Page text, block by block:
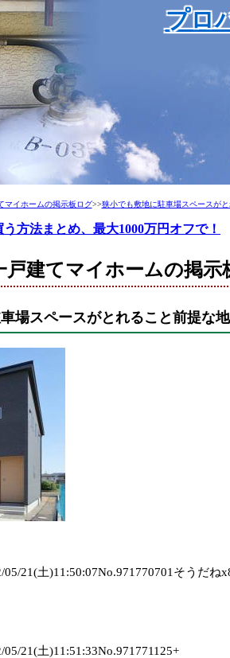
プロ
マイホームの掲示板ログ>>狭小でも敷地に駐車場スペースが
方法まとめ、最大1000万円オフで！
戸建てマイホームの掲示
場スペースがとれること前提な
21(土)11:50:07No.971770701そうだね
21(土)11:51:33No.971771125+